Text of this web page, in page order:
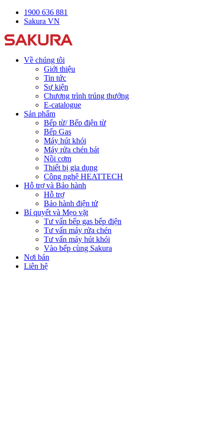
1900 636 881
Sakura VN
Về chúng tôi
Giới thiệu
Tin tức
Sự kiện
Chương trình trúng thưởng
E-catalogue
Sản phẩm
Bếp từ/ Bếp điện từ
Bếp Gas
Máy hút khói
Máy rửa chén bát
Nồi cơm
Thiết bị gia dụng
Công nghệ HEATTECH
Hỗ trợ và Bảo hành
Hỗ trợ
Bảo hành điện tử
Bí quyết và Mẹo vặt
Tư vấn bếp gas bếp điện
Tư vấn máy rửa chén
Tư vấn máy hút khói
Vào bếp cùng Sakura
Nơi bán
Liên hệ